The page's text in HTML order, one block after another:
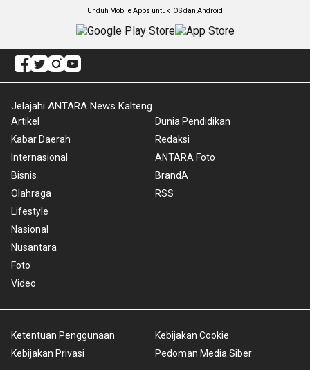
Unduh Mobile Apps untuk iOS dan Android
Jelajahi ANTARA News Kalteng
Artikel
Kabar Daerah
Internasional
Bisnis
Olahraga
Lifestyle
Nasional
Nusantara
Foto
Video
Dunia Pendidikan
Redaksi
ANTARA Foto
BrandA
RSS
Ketentuan Penggunaan
Kebijakan Privasi
Kebijakan Cookie
Pedoman Media Siber